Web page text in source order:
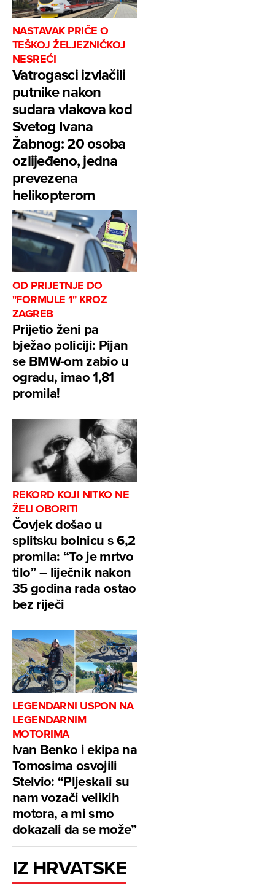
NASTAVAK PRIČE O
TEŠKOJ ŽELJEZNIČKOJ
NESREĆI
Vatrogasci izvlačili
putnike nakon
sudara vlakova kod
Svetog Ivana
Žabnog: 20 osoba
ozlijeđeno, jedna
prevezena
helikopterom
OD PRIJETNJE DO
"FORMULE 1" KROZ
ZAGREB
Prijetio ženi pa
bježao policiji: Pijan
se BMW-om zabio u
ogradu, imao 1,81
promila!
REKORD KOJI NITKO NE
ŽELI OBORITI
Čovjek došao u
splitsku bolnicu s 6,2
promila: “To je mrtvo
tilo” – liječnik nakon
35 godina rada ostao
bez riječi
LEGENDARNI USPON NA
LEGENDARNIM
MOTORIMA
Ivan Benko i ekipa na
Tomosima osvojili
Stelvio: “Pljeskali su
nam vozači velikih
motora, a mi smo
dokazali da se može”
IZ HRVATSKE